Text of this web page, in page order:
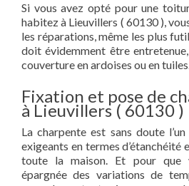
Si vous avez opté pour une
habitez à Lieuvillers ( 60130 ),
les réparations, même les plus
doit évidemment être
couverture en ardoises ou en
Fixation et pose de
à Lieuvillers ( 60130 )
La charpente est sans doute
exigeants en termes d’étanchéité
toute la maison. Et pour que
épargnée des variations de